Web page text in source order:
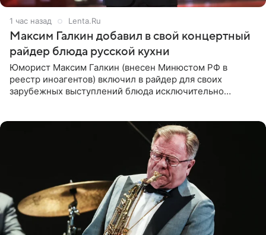
1 час назад Lenta.Ru
Максим Галкин добавил в свой концертный
райдер блюда русской кухни
Юморист Максим Галкин (внесен Минюстом РФ в
реестр иноагентов) включил в райдер для своих
зарубежных выступлений блюда исключительно